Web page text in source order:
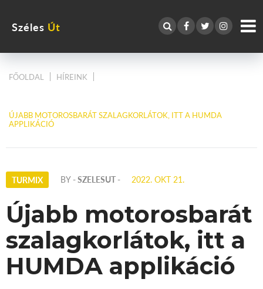
Széles Út
FŐOLDAL HÍREINK
ÚJABB MOTOROSBARÁT SZALAGKORLÁTOK, ITT A HUMDA
APPLIKÁCIÓ
TURMIX BY- SZELESUT - 2022. OKT 21.
Újabb motorosbarát
szalagkorlátok, itt a
HUMDA applikáció